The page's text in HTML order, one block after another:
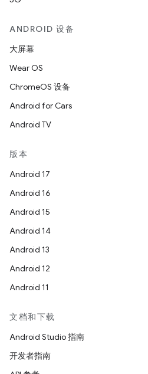
ANDROID 设备
大屏幕
Wear OS
ChromeOS 设备
Android for Cars
Android TV
版本
Android 17
Android 16
Android 15
Android 14
Android 13
Android 12
Android 11
文档和下载
Android Studio 指南
开发者指南